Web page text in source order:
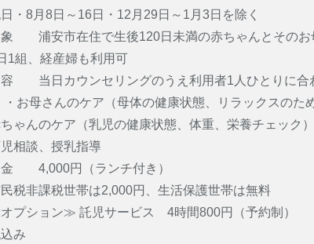
・8月8日～16日・12月29日～1月3日を除く
浦安市在住で生後120日未満の赤ちゃんとそのお
1組、経産婦も利用可
当日カウンセリングのうえ利用者1人ひとりに合
・お母さんのケア（母体の健康状態、リラックスのた
ちゃんのケア（乳児の健康状態、体重、栄養チェック）
児相談、授乳指導
4,000円（ランチ付き）
税非課税世帯は2,000円、生活保護世帯は無料
プション≫ 託児サービス 4時間800円（予約制）
み